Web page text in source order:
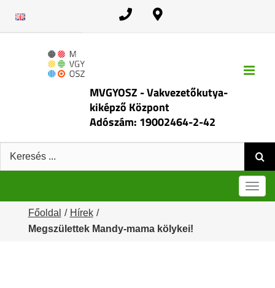
MVGYOSZ - Vakvezetőkutya-
kiképző Központ
Adószám: 19002464-2-42
Keresés:
Főoldal
Hírek
Megszülettek Mandy-mama kölykei!